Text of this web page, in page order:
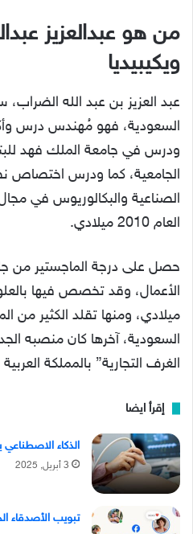
من هو عبدالعزيز
ويكيبيديا
عبد العزيز بن عبد الله
السعودية، فهو مُهندس درس
ودرس في جامعة الملك فهد
الجامعية، كما ودرس اختصاص
الصناعية والبكالوريوس في
العام 2010 ميلادي.
حصل على درجة الماجستير من
ميلادي، ومنها تقلد الكثير من
السعودية، آخرها كان منصبه
الغرف التجارية” بالمملكة
إقرأ ايضا
الذكاء
3 أبريل, 2025